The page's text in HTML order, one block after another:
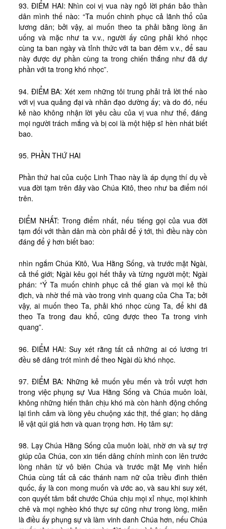
Sách Linh Thao
Chú Giải Linh Thao
Khóa HD Linh hướng
Linh Thao Tám Ngày
Linh Thao Mười Ngày
Linh Thao 30 Ngày
Linh Thao Trong Cuộc Sống
93. ĐIỂM HAI: Nhìn coi vị vua này ngỏ lời phán bảo thần
dân mình thế nào: “Ta muốn chinh phục cả lãnh thổ của
lương dân; bởi vậy, ai muốn theo ta phải bằng lòng ăn
uống và mặc như ta v.v., người ấy cũng phải khó nhọc
cùng ta ban ngày và tỉnh thức với ta ban đêm v.v., để sau
này được dự phần cùng ta trong chiến thắng như đã dự
phần với ta trong khó nhọc”.
94. ĐIỂM BA: Xét xem những tôi trung phải trả lời thế nào
với vị vua quảng đại và nhân đạo dường ấy; và do đó, nếu
kẻ nào không nhận lời yêu cầu của vị vua như thế, đáng
mọi người trách mắng và bị coi là một hiệp sĩ hèn nhát biết
bao.
95. PHẦN THỨ HAI
Phần thứ hai của cuộc Linh Thao này là áp dụng thí dụ về
vua đời tạm trên đây vào Chúa Kitô, theo như ba điểm nói
trên.
ĐIỂM NHẤT: Trong điểm nhất, nếu tiếng gọi của vua đời
tạm đối với thần dân mà còn phải để ý tới, thì điều này còn
đáng để ý hơn biết bao:
nhìn ngắm Chúa Kitô, Vua Hằng Sống, và trước mặt Ngài,
cả thế giới; Ngài kêu gọi hết thảy và từng người một; Ngài
phán: “Ý Ta muốn chinh phục cả thế gian và mọi kẻ thù
địch, và nhờ thế mà vào trong vinh quang của Cha Ta; bởi
vậy, ai muốn theo Ta, phải khó nhọc cùng Ta, để khi đã
theo Ta trong đau khổ, cũng được theo Ta trong vinh
quang”.
96. ĐIỂM HAI: Suy xét rằng tất cả những ai có lương tri
đều sẽ dâng trót mình để theo Ngài dù khó nhọc.
97. ĐIỂM BA: Những kẻ muốn yêu mến và trổi vượt hơn
trong việc phụng sự Vua Hằng Sống và Chúa muôn loài,
không những hiến thân chịu khó mà còn hành động chống
lại tình cảm và lòng yêu chuộng xác thịt, thế gian; họ dâng
lễ vật qúi giá hơn và quan trọng hơn. Họ tâm sự:
98. Lạy Chúa Hằng Sống của muôn loài, nhờ ơn và sự trợ
giúp của Chúa, con xin tiến dâng chính mình con lên trước
lòng nhân từ vô biên Chúa và trước mặt Mẹ vinh hiển
Chúa cùng tất cả các thánh nam nữ của triều đình thiên
quốc, ấy là con mong muốn và ước ao, và sau khi suy xét,
con quyết tâm bắt chước Chúa chịu mọi xỉ nhục, mọi khinh
chê và mọi nghèo khó thực sự cũng như trong lòng, miễn
là điều ấy phụng sự và làm vinh danh Chúa hơn, nếu Chúa